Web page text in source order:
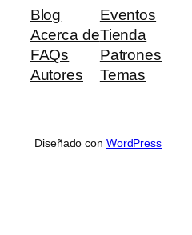
Blog
Acerca de
FAQs
Autores
Eventos
Tienda
Patrones
Temas
Diseñado con WordPress